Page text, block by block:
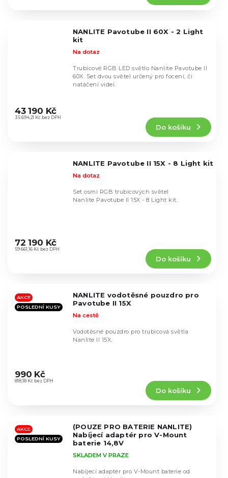
NANLITE Pavotube II 60X - 2 Light
kit
hodnocení
produktu
Na dotaz
35 694,21 Kč bez DPH
43 190 Kč
Do košíku
Trubicové RGB LED světlo Nanlite Pavotube II
60X. Set dvou světel určený pro focení, či
natáčení videí.
NANLITE Pavotube II 15X - 8 Light kit
hodnocení
produktu
hvězdiček.
Na dotaz
59 661,16 Kč bez DPH
72 190 Kč
Do košíku
Set osmi RGB trubicových světel
Nanlite Pavotube II 15X - 8 Light kit.
AKCE
POSLEDNÍ KUSY
NANLITE vodotěsné pouzdro pro
Pavotube II 15X
hodnocení
produktu
hvězdiček.
Na cestě
818,18 Kč bez DPH
990 Kč
Do košíku
Vodotěsné pouzdro pro trubicová světla
Nanlite II 15X.
AKCE
POSLEDNÍ KUSY
(POUZE PRO BATERIE NANLITE)
Nabíjecí adaptér pro V-Mount
baterie 14,8V
SKLADEM V PRAZE
Nabíjecí adaptér pro V-Mount baterie od